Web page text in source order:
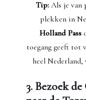
Tip: Als je van
plekken in
Holland Pass
toegang geeft tot
heel Nederland,
3. Bezoek